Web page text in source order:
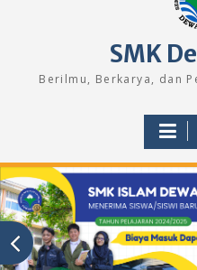
SMK
Berilmu, Berkarya, dan